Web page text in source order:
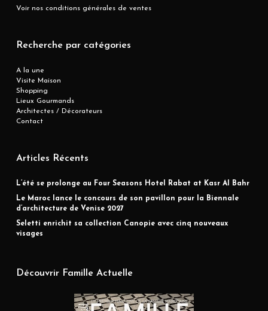
Voir nos conditions générales de ventes
Recherche par catégories
A la une
Visite Maison
Shopping
Lieux Gourmands
Architectes / Décorateurs
Contact
Articles Récents
L’été se prolonge au Four Seasons Hotel Rabat at Kasr Al Bahr
Le Maroc lance le concours de son pavillon pour la Biennale
d’architecture de Venise 2027
Seletti enrichit sa collection Canopie avec cinq nouveaux
visages
Découvrir Famille Actuelle